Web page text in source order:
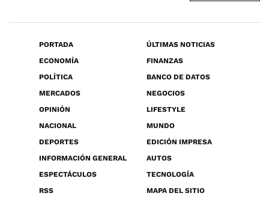
PORTADA
ÚLTIMAS NOTICIAS
ECONOMÍA
FINANZAS
POLÍTICA
BANCO DE DATOS
MERCADOS
NEGOCIOS
OPINIÓN
LIFESTYLE
NACIONAL
MUNDO
DEPORTES
EDICIÓN IMPRESA
INFORMACIÓN GENERAL
AUTOS
ESPECTÁCULOS
TECNOLOGÍA
RSS
MAPA DEL SITIO